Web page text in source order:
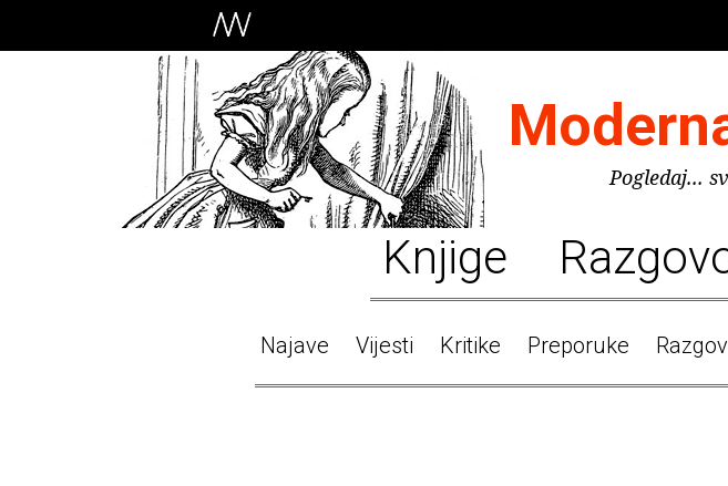
Pogledaj...
Knjige
Najave Vijesti Kritike Preporuke